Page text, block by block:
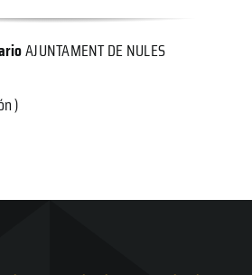
AJUNTAMENT DE NULES
)